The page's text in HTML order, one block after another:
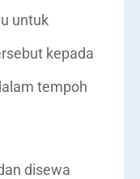
untuk
kepada
tempoh
disewa